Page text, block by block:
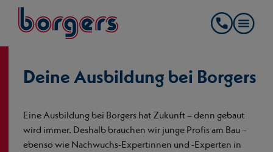
springe zum Hauptinhalt
Borgers
Deine Ausbildung bei Borgers
Eine Ausbildung bei Borgers hat Zukunft – denn gebaut
wird immer. Deshalb brauchen wir junge Profis am Bau –
ebenso wie Nachwuchs-Expertinnen und -Experten in